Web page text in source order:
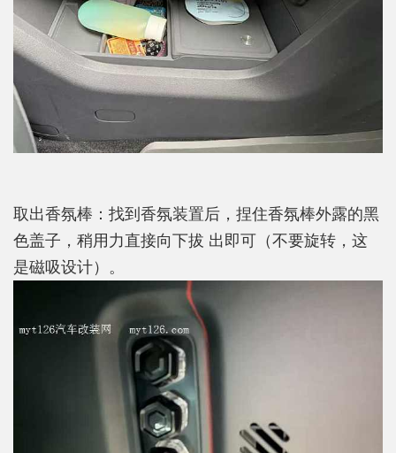
取出香氛棒：找到香氛装置后，捏住香氛棒外露的黑
色盖子，稍用力直接向下拔 出即可（不要旋转，这
是磁吸设计）。